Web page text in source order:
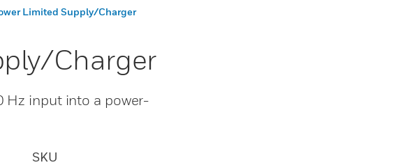
Limited Supply/Charger
Charger
Hz input into a power-
SKU